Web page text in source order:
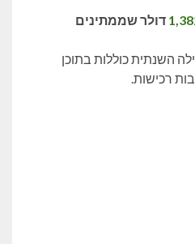
דולר שממתינים
השנתית כוללות בתוכן
רכישות.